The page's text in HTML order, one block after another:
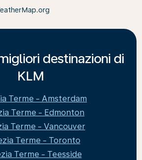
destinazioni di
KLM
Terme - Amsterdam
Terme - Edmonton
Terme - Vancouver
Terme - Toronto
Terme - Teesside